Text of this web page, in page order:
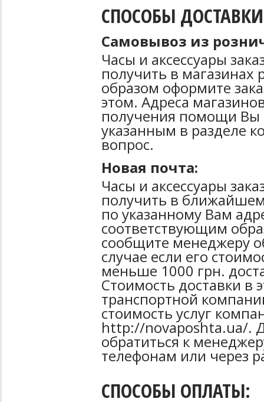
СПОСОБЫ
Самовывоз из
Часы и аксессуары
получить в магазинах
образом оформите
этом. Адреса
получения помощи Вы
указанным в разделе
вопрос.
Новая почта:
Часы и аксессуары
получить в
по указанному Вам
соответствующим
сообщите менеджеру
случае если его
меньше 1000 грн.
Стоимость доставки в
транспортной
стоимость услуг
http://novaposhta.ua/.
обратиться к
телефонам или через
СПОСОБЫ ОПЛАТЫ: